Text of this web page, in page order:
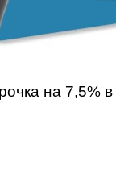
на 7,5% в